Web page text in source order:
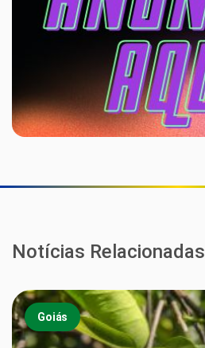
Notícias Relacionadas
Goiás